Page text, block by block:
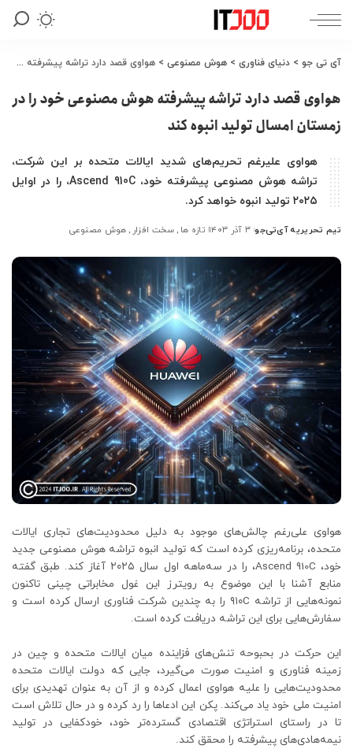
آی تی جو > دنیای فناوری > هوش مصنوعی > هواوی قصد دارد تراشه پیشرفته هوش مصنوعی خود را در زمستان امسال تولید انبوه کند
هواوی قصد دارد تراشه پیشرفته هوش مصنوعی خود را در
زمستان امسال تولید انبوه کند
هواوی علیرغم تحریم‌های شدید ایالات متحده بر این شرکت،
تراشه هوش مصنوعی پیشرفته خود، Ascend 910C، را در اوایل
۲۰۲۵ تولید انبوه خواهد کرد.
ارسال
توسط
تیم تحریریه آی‌تی‌جو ۳ آذر ۱۴۰۳ تازه ها سخت افزار هوش مصنوعی
هواوی علی‌رغم چالش‌های موجود به دلیل محدودیت‌های تجاری ایالات
متحده، برنامه‌ریزی کرده است که تولید انبوه تراشه هوش مصنوعی جدید
خود، Ascend 910C، را در سه‌ماهه اول سال ۲۰۲۵ آغاز کند. طبق گفته
منابع آشنا با این موضوع به رویترز این غول مخابراتی چینی تاکنون
نمونه‌هایی از تراشه ۹۱۰C را به چندین شرکت فناوری ارسال کرده است و
سفارش‌هایی برای این تراشه دریافت کرده است.
این حرکت در بحبوحه تنش‌های فزاینده میان ایالات متحده و چین در
زمینه فناوری و امنیت صورت می‌گیرد، جایی که دولت ایالات متحده
محدودیت‌هایی را علیه هواوی اعمال کرده و از آن به عنوان تهدیدی برای
امنیت ملی خود یاد می‌کند. پکن این ادعاها را رد کرده و در حال تلاش است
تا در راستای استراتژی اقتصادی گسترده‌تر خود، خودکفایی در تولید
نیمه‌هادی‌های پیشرفته را محقق کند.